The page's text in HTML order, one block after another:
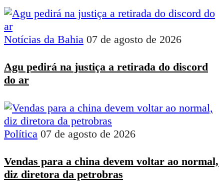
Notícias da Bahia 07 de agosto de 2026
Agu pedirá na justiça a retirada do discord
do ar
Política 07 de agosto de 2026
Vendas para a china devem voltar ao normal,
diz diretora da petrobras